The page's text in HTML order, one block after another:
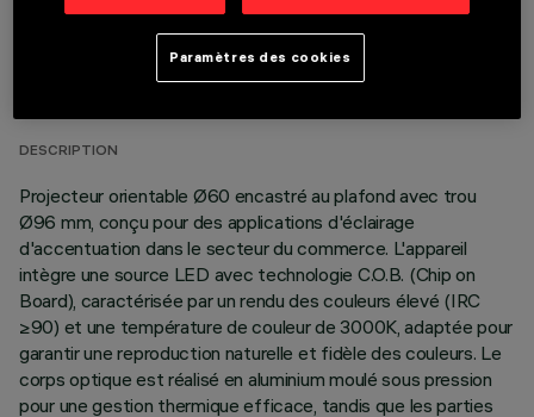
DONNÉES TECHNIQUES
DESCRIPTION
Projecteur orientable Ø60 encastré au plafond avec trou
Ø96 mm, conçu pour des applications d'éclairage
d'accentuation dans le secteur du commerce. L'appareil
intègre une source LED avec technologie C.O.B. (Chip on
Board), caractérisée par un rendu des couleurs élevé (IRC
≥90) et une température de couleur de 3000K, adaptée pour
garantir une reproduction naturelle et fidèle des couleurs. Le
corps optique est réalisé en aluminium moulé sous pression
pour une gestion thermique efficace, tandis que les parties
Paramètres des cookies